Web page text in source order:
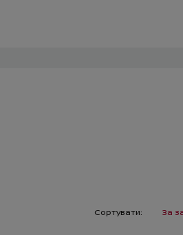
Сортувати: